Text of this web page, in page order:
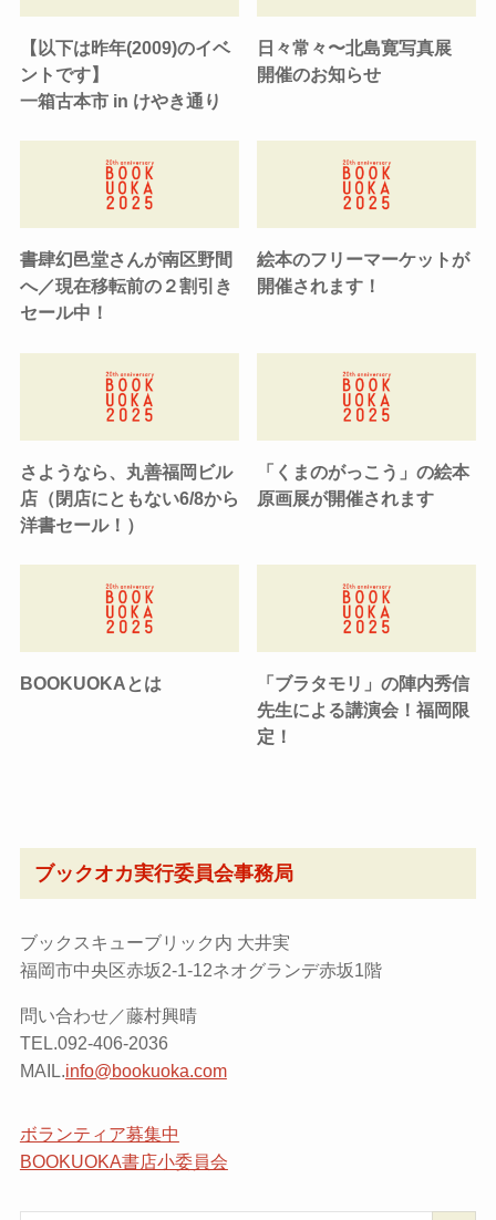
【以下は昨年(2009)のイベ
ントです】
一箱古本市 in けやき通り
日々常々〜北島寛写真展
開催のお知らせ
書肆幻邑堂さんが南区野間
へ／現在移転前の２割引き
セール中！
絵本のフリーマーケットが
開催されます！
さようなら、丸善福岡ビル
店（閉店にともない6/8から
洋書セール！）
「くまのがっこう」の絵本
原画展が開催されます
BOOKUOKAとは
「ブラタモリ」の陣内秀信
先生による講演会！福岡限
定！
ブックオカ実行委員会事務局
ブックスキューブリック内 大井実
福岡市中央区赤坂2-1-12ネオグランデ赤坂1階
問い合わせ／藤村興晴
TEL.092-406-2036
MAIL.info@bookuoka.com
ボランティア募集中
BOOKUOKA書店小委員会